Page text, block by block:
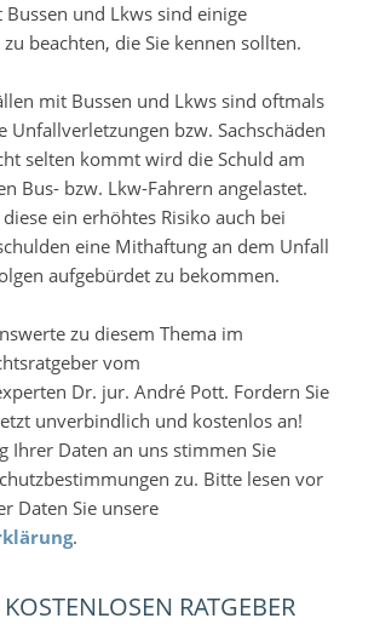
und Lkws sind einige
beachten, die Sie kennen sollten.
mit Bussen und Lkws sind oftmals
Unfallverletzungen bzw. Sachschäden
selten kommt wird die Schuld am
Bus- bzw. Lkw-Fahrern angelastet.
ein erhöhtes Risiko auch bei
eine Mithaftung an dem Unfall
aufgebürdet zu bekommen.
zu diesem Thema im
vom
Dr. jur. André Pott. Fordern Sie
unverbindlich und kostenlos an!
Ihrer Daten an uns stimmen Sie
zu. Bitte lesen vor
Daten Sie unsere
.
RATGEBER